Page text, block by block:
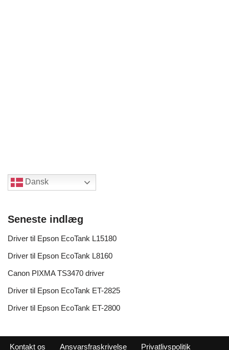
Dansk
Seneste indlæg
Driver til Epson EcoTank L15180
Driver til Epson EcoTank L8160
Canon PIXMA TS3470 driver
Driver til Epson EcoTank ET-2825
Driver til Epson EcoTank ET-2800
Kontakt os Ansvarsfraskrivelse Privatlivspolitik